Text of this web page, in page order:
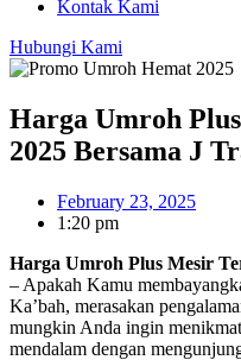
Kontak Kami
Hubungi Kami
Harga Umroh
2025 Bersama J
February 23, 2025
1:20 pm
Harga Umroh Plus Mesir
– Apakah Kamu
Ka’bah, merasakan
mungkin Anda ingin
mendalam dengan